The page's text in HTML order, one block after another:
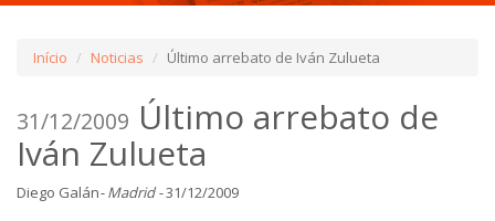
Início Noticias Último arrebato de Iván Zulueta
31/12/2009 Último arrebato de
Iván Zulueta
Diego Galán- Madrid -31/12/2009